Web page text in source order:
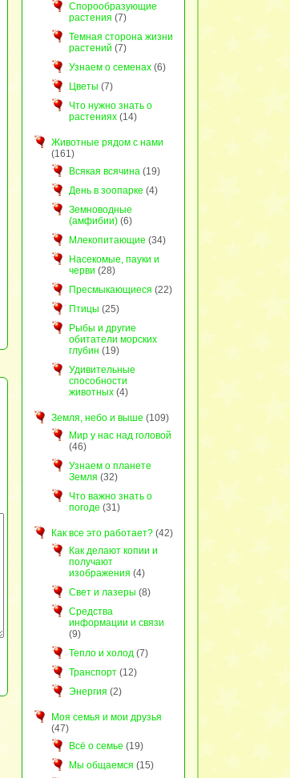
Спорообразующие
растения (7)
Темная сторона жизни
растений (7)
Узнаем о семенах(6)
Цветы (7)
Что нужно знать о
растениях(14)
Животные рядом с нами
(161)
Всякая всячина(19)
День в зоопарке (4)
Земноводные
(амфибии)(6)
Млекопитающие (34)
Насекомые, пауки и
черви (28)
Пресмыкающиеся (22)
Птицы (25)
Рыбы и другие
обитатели морских
глубин (19)
Удивительные
способности
животных(4)
Земля, небо и выше (109)
Мир у нас над головой
(46)
Узнаем о планете
Земля (32)
Что важно знать о
погоде (31)
Как все это работает?(42)
Как делают копии и
получают
изображения (4)
Свет и лазеры (8)
Средства
информации и связи
(9)
Тепло и холод(7)
Транспорт(12)
Энергия (2)
Моя семья и мои друзья
(47)
Всё о семье (19)
Мы общаемся (15)